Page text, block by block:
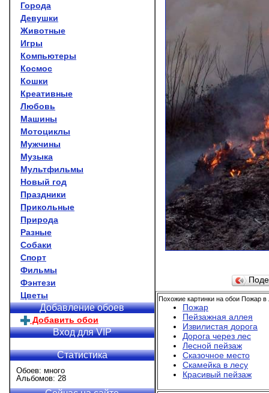
Города
Девушки
Животные
Игры
Компьютеры
Космос
Кошки
Креативные
Любовь
Машины
Мотоциклы
Мужчины
Музыка
Мультфильмы
Новый год
Праздники
Прикольные
Природа
Разные
Собаки
Спорт
Фильмы
Фэнтези
Цветы
Добавление обоев
Добавить обои
Вход для VIP
Статистика
Обоев: много
Альбомов: 28
Похожие картинки на обои Пожар в
Пожар
Пейзажная аллея
Извилистая дорога
Дорога через лес
Лесной пейзаж
Сказочное место
Скамейка в лесу
Красивый пейзаж